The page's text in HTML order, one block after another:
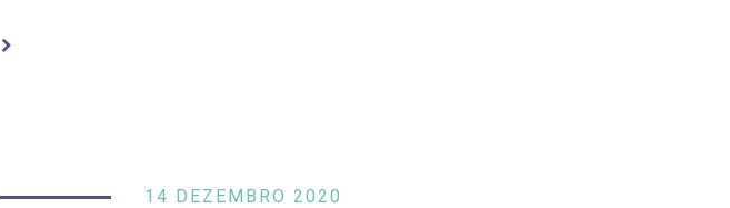
14 DEZEMBRO 2020